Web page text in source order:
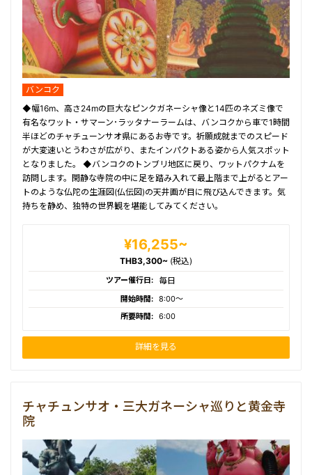
バンコク
◆幅16m、高さ24mの巨大なピンクガネーシャ像と14匹のネズミ像で
有名なワット・サマーン･ラッタナーラームは、バンコクから車で1時間
半ほどのチャチューンサオ県にあるお寺です。祈願成就までのスピード
が大変速いとうわさが広がり、またインパクトある姿から人気スポット
となりました。 ◆バンコクのトンブリ地区に戻り、ワットパクナムを
訪問します。閑静な寺院の中に足を踏み入れて最上階まで上がるとアー
トのような仏陀の生涯図(仏伝図)の天井画が目に飛び込んできます。気
持ちを静め、独特の世界観を堪能してみてください。
¥16,255~
THB3,300~ (税込)
ツアー催行日: 毎日
開始時間: 8:00〜
所要時間: 6:00
詳細を見る
チャチュンサオ・三大ガネーシャ巡りと黄金寺
院
ーズ
系